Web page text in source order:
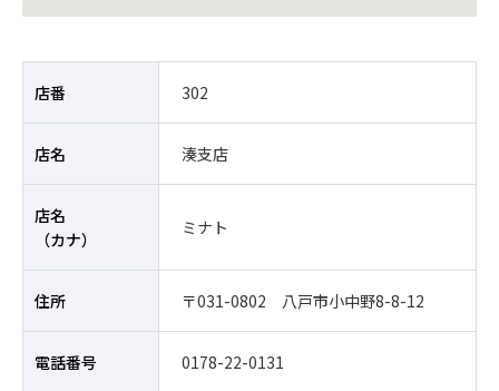
店番 302
店名 湊支店
店名
（カナ）
ミナト
住所 〒031-0802 八戸市小中野8-8-12
電話番号 0178-22-0131